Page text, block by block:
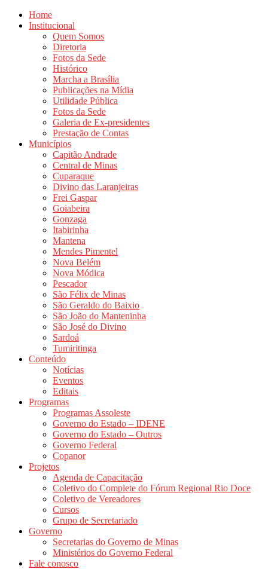
Home
Institucional
Quem Somos
Diretoria
Fotos da Sede
Histórico
Marcha a Brasília
Publicações na Mídia
Utilidade Pública
Fotos da Sede
Galeria de Ex-presidentes
Prestação de Contas
Municípios
Capitão Andrade
Central de Minas
Cuparaque
Divino das Laranjeiras
Frei Gaspar
Goiabeira
Gonzaga
Itabirinha
Mantena
Mendes Pimentel
Nova Belém
Nova Módica
Pescador
São Félix de Minas
São Geraldo do Baixio
São João do Manteninha
São José do Divino
Sardoá
Tumiritinga
Conteúdo
Notícias
Eventos
Editais
Programas
Programas Assoleste
Governo do Estado – IDENE
Governo do Estado – Outros
Governo Federal
Copanor
Projetos
Agenda de Capacitação
Coletivo do Complete do Fórum Regional Rio Doce
Coletivo de Vereadores
Cursos
Grupo de Secretariado
Governo
Secretarias do Governo de Minas
Ministérios do Governo Federal
Fale conosco